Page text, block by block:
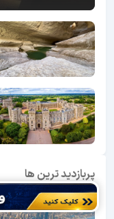
پربازدید ترین ها